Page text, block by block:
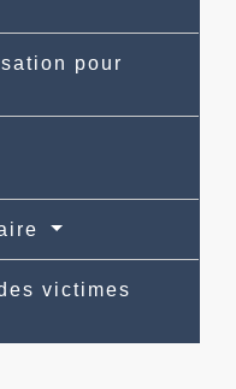
pour
victimes